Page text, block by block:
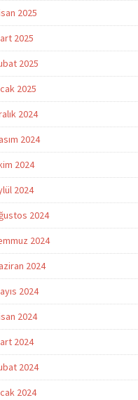
2025
2025
2025
2025
2024
2024
2024
2024
2024
2024
2024
2024
2024
2024
2024
2024